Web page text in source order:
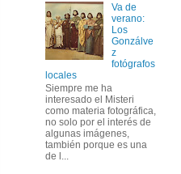
Va de
verano:
Los
Gonzálve
z
fotógrafos
locales
Siempre me ha
interesado el Misteri
como materia fotográfica,
no solo por el interés de
algunas imágenes,
también porque es una
de l...